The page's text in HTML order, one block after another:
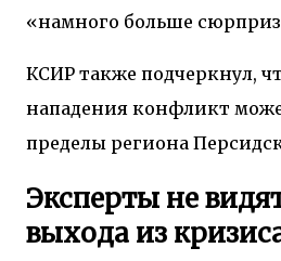
«намного больше
КСИР также подчеркнул,
нападения конфликт
пределы региона
Эксперты не
выхода из